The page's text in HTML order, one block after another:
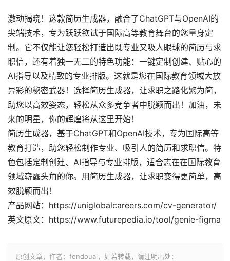
激动揭晓！这款简历生成器，融合了ChatGPT与OpenAI的
尖端技术，专为跃跃欲试于国际高等教育舞台的您量身定
制。它不仅能让您轻松打造出既专业又吸人眼球的简历与求
职信，还有着独一无二的特色功能：一键定制创建、贴心的
AI指导以及精致的专业排版。这就是您在国际教育领域大放
异彩的秘密武器！选择简历生成器，让求职之路化繁为简，
助您以高效姿态，轻松从众多竞争者中脱颖而出！加油，未
来的明星，你的辉煌将从这里开始！
简历生成器，基于ChatGPT和OpenAI技术，专为国际高等
教育打造，助您轻松制作专业、吸引人的简历和求职信。特
色包括定制创建、AI指导与专业排版，适合志在在国际教育
领域崭露头角的你。用简历生成器，让求职变得更简单，高
效脱颖而出！
产品网站：https://uniglobalcareers.com/cv-generator/
英文原文：https://www.futurepedia.io/tool/genie-figma
原创文章，作者：fendouai，如若转载，请注明出处：